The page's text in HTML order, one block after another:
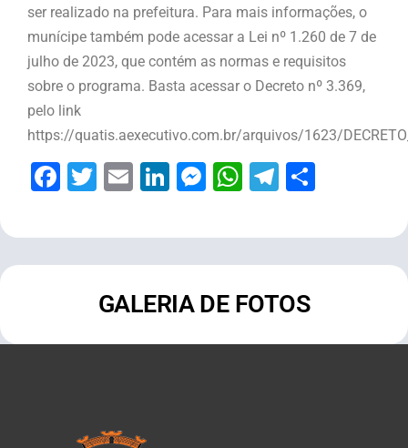
ser realizado na prefeitura. Para mais informações, o
munícipe também pode acessar a Lei nº 1.260 de 7 de
julho de 2023, que contém as normas e requisitos
sobre o programa. Basta acessar o Decreto nº 3.369,
pelo link
https://quatis.aexecutivo.com.br/arquivos/1623/
Facebook
Twitter
EmailLinkedIn
Messenger
WhatsApp
Telegram
GALERIA DE FOTOS